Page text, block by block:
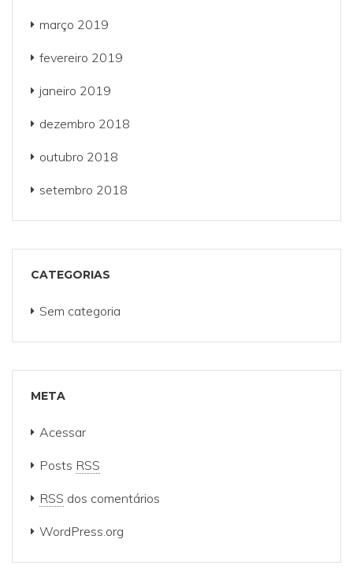
março 2019
fevereiro 2019
janeiro 2019
dezembro 2018
outubro 2018
setembro 2018
CATEGORIAS
Sem categoria
META
Acessar
Posts RSS
RSS dos comentários
WordPress.org